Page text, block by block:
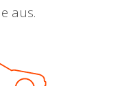
aus.